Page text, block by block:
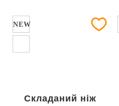
NEW
Складаний ніж